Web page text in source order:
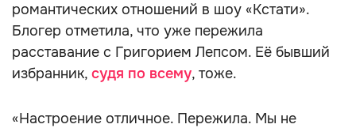
романтических отношений в шоу «Кстати».
Блогер отметила, что уже пережила
расставание с Григорием Лепсом. Её бывший
избранник, судя по всему, тоже.
«Настроение отличное. Пережила. Мы не